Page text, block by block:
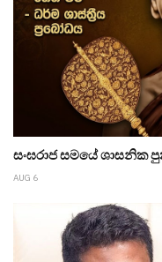
සංඝරාජ සමයේ ශාසනික
AUG 6